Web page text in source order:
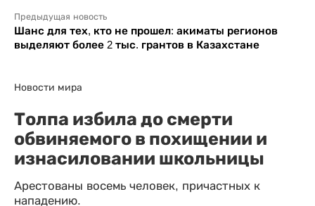
Предыдущая новость
Шанс для тех, кто не прошел: акиматы регионов
выделяют более 2 тыс. грантов в Казахстане
Новости мира
Толпа избила до смерти
обвиняемого в похищении и
изнасиловании школьницы
Арестованы восемь человек, причастных к
нападению.